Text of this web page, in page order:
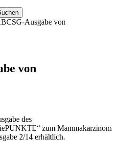
Ausgabe von
von
des
zum Mammakarzinom
2/14 erhältlich.